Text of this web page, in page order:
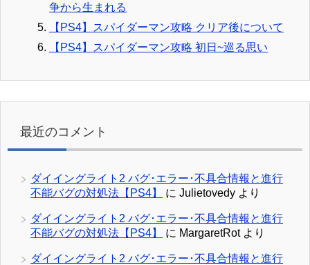
争から生まれる
【PS4】スパイダーマン攻略 クリア後について
【PS4】スパイダーマン攻略 初日~巡る思い
最近のコメント
ダイイングライト2 バグ･エラー･不具合情報と進行
不能バグの対処法【PS4】
に Julietovedy より
ダイイングライト2 バグ･エラー･不具合情報と進行
不能バグの対処法【PS4】
に MargaretRotより
ダイイングライト2 バグ･エラー･不具合情報と進行